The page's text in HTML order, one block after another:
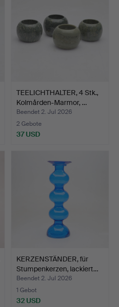
TEELICHTHALTER, 4 Stk.,
Kolmården-Marmor, …
Beendet 2. Jul 2026
2 Gebote
37 USD
KERZENSTÄNDER, für
Stumpenkerzen, lackiert…
Beendet 2. Jul 2026
1 Gebot
32 USD